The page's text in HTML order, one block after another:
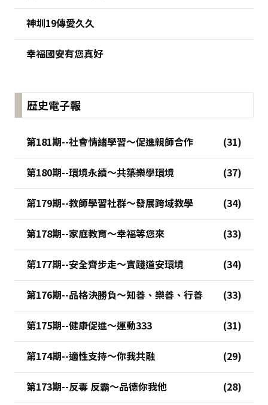
神圳19傳愛久久
幸福國安有您真好
歷史電子報
第181期--社會情緒學習～促進親師合作
第180期--環境永續～共築樂學環境
第179期--教師學習社群～發展跨域教學
第178期--家庭教育～幸福等您來
第177期--安全齊步走～實踐道安環境
第176期--品格決勝負～知善、樂善、行善
第175期--健康促進～運動333
第174期--適性支持～你我共融
第173期--反毒 反霸～品德你我他